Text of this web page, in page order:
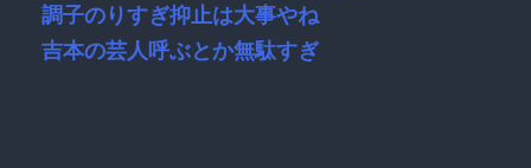
調子のりすぎ抑止は大事やね
吉本の芸人呼ぶとか無駄すぎ